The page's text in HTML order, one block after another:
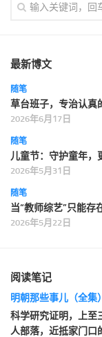
最新博文
随笔
草台班子，专治认真
2026年6月17日
随笔
儿童节：守护童年，
2026年5月31日
随笔
当“教师综艺”只能存
2026年5月22日
阅读笔记
明朝那些事儿（全集）
科学研究证明，上至
人部落，近抵家门口